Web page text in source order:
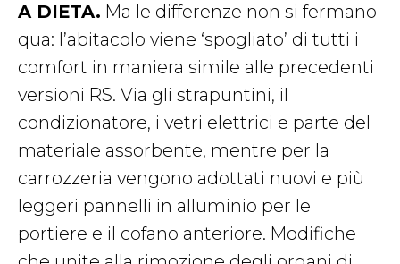
A DIETA. Ma le differenze non si fermano
qua: l’abitacolo viene ‘spogliato’ di tutti i
comfort in maniera simile alle precedenti
versioni RS. Via gli strapuntini, il
condizionatore, i vetri elettrici e parte del
materiale assorbente, mentre per la
carrozzeria vengono adottati nuovi e più
leggeri pannelli in alluminio per le
portiere e il cofano anteriore. Modifiche